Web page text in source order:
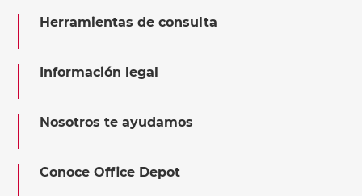
Herramientas de consulta
Información legal
Nosotros te ayudamos
Conoce Office Depot